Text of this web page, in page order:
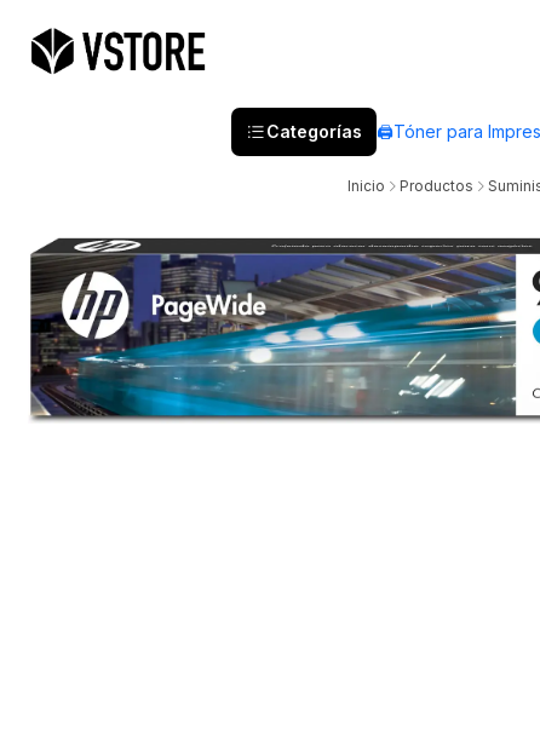
Categorías 🖨️Tóner para
Inicio Productos